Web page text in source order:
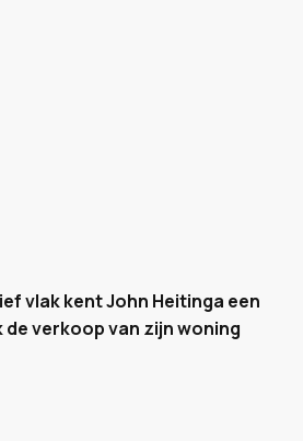
vlak kent John Heitinga een
verkoop van zijn woning